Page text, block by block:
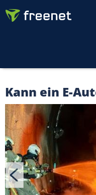
Kann ein E-